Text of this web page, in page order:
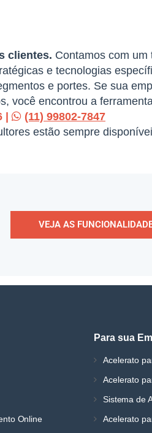
clientes. Contamos com um
e tecnologias
e portes. Se sua
você encontrou a
|
(11) 99802-7847
estão sempre
VEJA AS
Online
Para sua
Acelerato
Acelerato
Sistema de
Acelerato